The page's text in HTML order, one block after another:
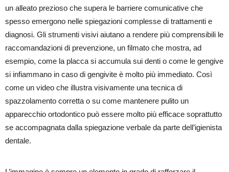
un alleato prezioso che supera le barriere comunicative che
spesso emergono nelle spiegazioni complesse di trattamenti e
diagnosi. Gli strumenti visivi aiutano a rendere più comprensibili le
raccomandazioni di prevenzione, un filmato che mostra, ad
esempio, come la placca si accumula sui denti o come le gengive
si infiammano in caso di gengivite è molto più immediato. Così
come un video che illustra visivamente una tecnica di
spazzolamento corretta o su come mantenere pulito un
apparecchio ortodontico può essere molto più efficace soprattutto
se accompagnata dalla spiegazione verbale da parte dell’igienista
dentale.